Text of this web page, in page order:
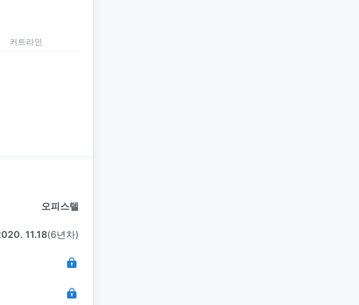
커트라인
오피스텔
11.18(6년차)